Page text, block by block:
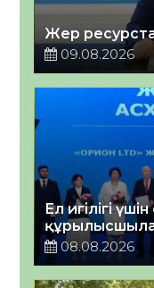
Жер
09.08.2026
Ел игілігі
08.08.2026